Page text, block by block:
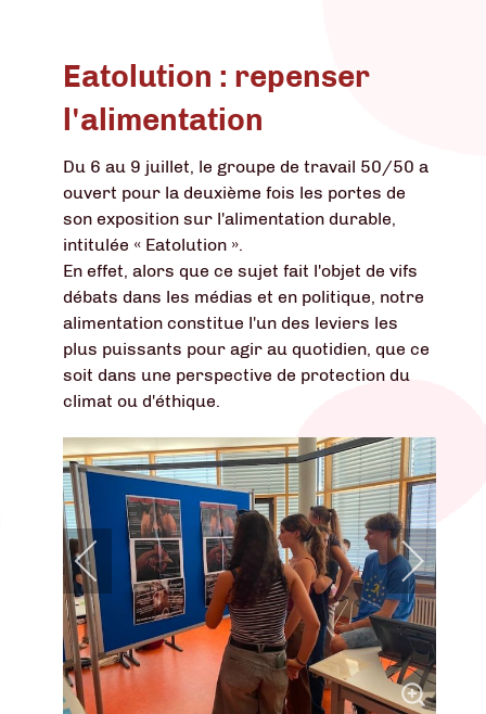
Eatolution : repenser
l'alimentation
Du 6 au 9 juillet, le groupe de travail 50/50 a
ouvert pour la deuxième fois les portes de
son exposition sur l'alimentation durable,
intitulée « Eatolution ».
En effet, alors que ce sujet fait l'objet de vifs
débats dans les médias et en politique, notre
alimentation constitue l'un des leviers les
plus puissants pour agir au quotidien, que ce
soit dans une perspective de protection du
climat ou d'éthique.